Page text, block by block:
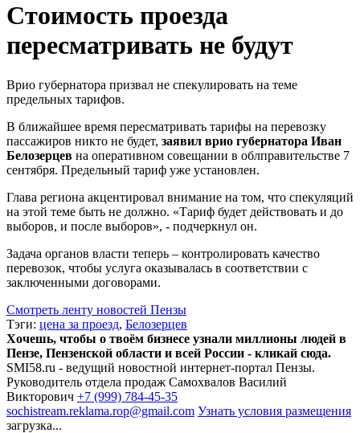
Стоимость проезда
пересматривать не будут
Врио губернатора призвал не спекулировать на теме
предельных тарифов.
В ближайшее время пересматривать тарифы на перевозку
пассажиров никто не будет, заявил врио губернатора Иван
Белозерцев на оперативном совещании в облправительстве 7
сентября. Предельный тариф уже установлен.
Глава региона акцентировал внимание на том, что спекуляций
на этой теме быть не должно. «Тариф будет действовать и до
выборов, и после выборов», - подчеркнул он.
Задача органов власти теперь – контролировать качество
перевозок, чтобы услуга оказывалась в соответствии с
заключенными договорами.
Смотреть ленту новостей Пензы
Тэги: цена за проезд, Белозерцев
Хочешь, чтобы о твоём бизнесе узнали миллионы людей в
Пензе, Пензенской области и всей России - кликай сюда.
SMI58.ru - ведущий новостной интернет-портал Пензы.
Руководитель отдела продаж Самохвалов Василий
Викторович +7 (999) 784-45-35
sochistream.reklama.rop@gmail.com Узнать условия размещения
загрузка...